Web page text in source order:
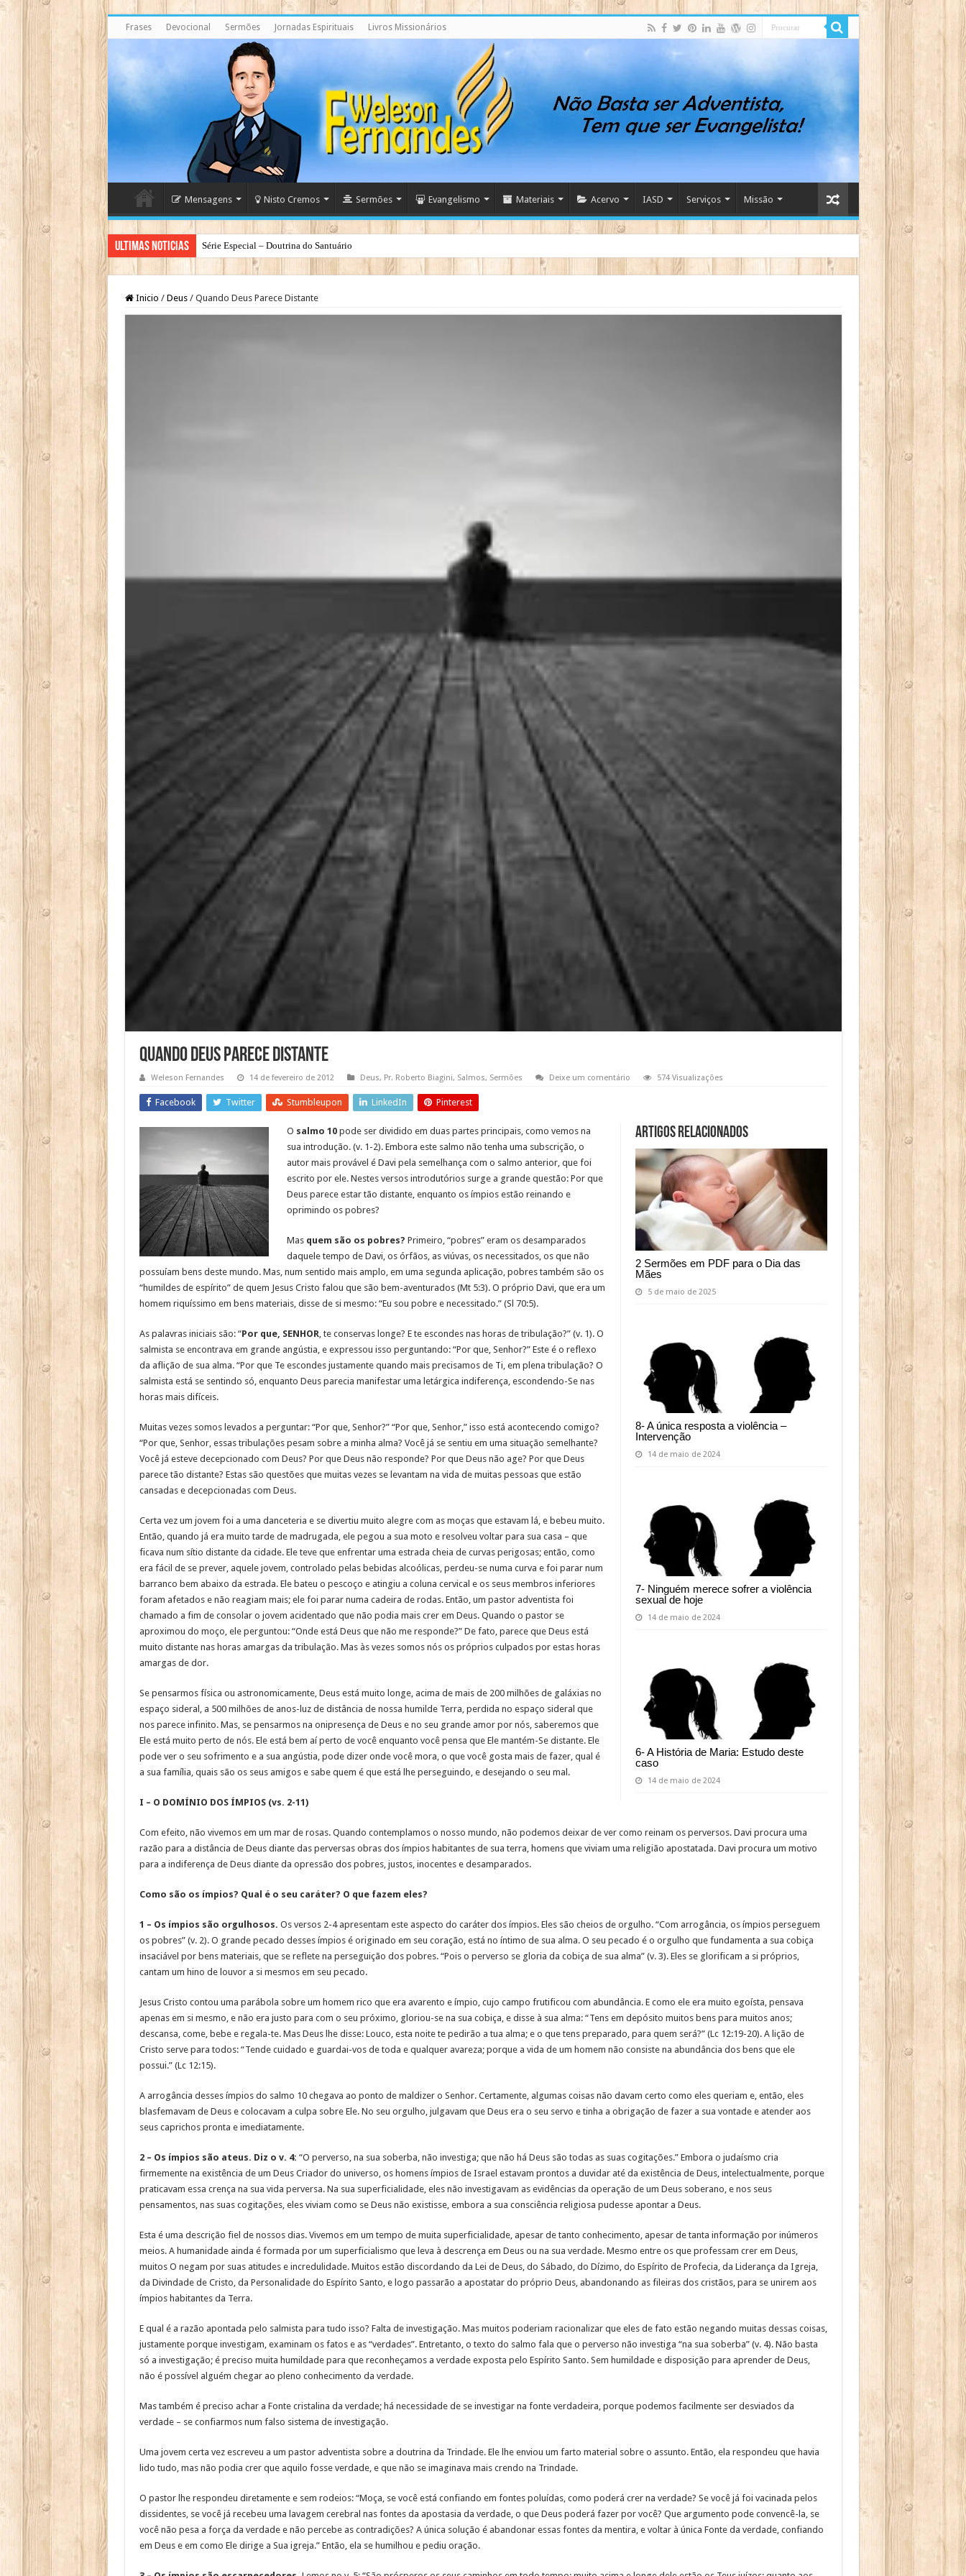
Frases Devocional Sermões Jornadas Espirituais Livros Missionários
Mensagens Nisto Cremos Sermões Evangelismo Materiais Acervo IASD Serviços Missão
Ultimas Noticias Série Especial – Doutrina do Santuário
Inicio / Deus / Quando Deus Parece Distante
Quando Deus Parece Distante
Weleson Fernandes 14 de fevereiro de 2012 Deus, Pr. Roberto Biagini, Salmos, Sermões Deixe um comentário 574 Visualizações
Facebook Twitter Stumbleupon LinkedIn Pinterest
Artigos relacionados
2 Sermões em PDF para o Dia das
Mães
5 de maio de 2025
8- A única resposta a violência –
Intervenção
14 de maio de 2024
7- Ninguém merece sofrer a violência
sexual de hoje
14 de maio de 2024
6- A História de Maria: Estudo deste
caso
14 de maio de 2024
O salmo 10pode ser dividido em duas partes principais, como vemos na
sua introdução. (v. 1-2). Embora este salmo não tenha uma subscrição, o
autor mais provável é Davi pela semelhança com o salmo anterior, que foi
escrito por ele. Nestes versos introdutórios surge a grande questão: Por que
Deus parece estar tão distante, enquanto os ímpios estão reinando e
oprimindo os pobres?
Mas quem são os pobres? Primeiro, “pobres” eram os desamparados
daquele tempo de Davi, os órfãos, as viúvas, os necessitados, os que não
possuíam bens deste mundo. Mas, num sentido mais amplo, em uma segunda aplicação, pobres também são os
“humildes de espírito” de quem Jesus Cristo falou que são bem-aventurados (Mt 5:3). O próprio Davi, que era um
homem riquíssimo em bens materiais, disse de si mesmo: “Eu sou pobre e necessitado.” (Sl 70:5).
As palavras iniciais são: “Por que, SENHOR, te conservas longe? E te escondes nas horas de tribulação?” (v. 1). O
salmista se encontrava em grande angústia, e expressou isso perguntando: “Por que, Senhor?” Este é o reflexo
da aflição de sua alma. “Por que Te escondes justamente quando mais precisamos de Ti, em plena tribulação? O
salmista está se sentindo só, enquanto Deus parecia manifestar uma letárgica indiferença, escondendo-Se nas
horas mais difíceis.
Muitas vezes somos levados a perguntar: “Por que, Senhor?” “Por que, Senhor,” isso está acontecendo comigo?
“Por que, Senhor, essas tribulações pesam sobre a minha alma? Você já se sentiu em uma situação semelhante?
Você já esteve decepcionado com Deus? Por que Deus não responde? Por que Deus não age? Por que Deus
parece tão distante? Estas são questões que muitas vezes se levantam na vida de muitas pessoas que estão
cansadas e decepcionadas com Deus.
Certa vez um jovem foi a uma danceteria e se divertiu muito alegre com as moças que estavam lá, e bebeu muito.
Então, quando já era muito tarde de madrugada, ele pegou a sua moto e resolveu voltar para sua casa – que
ficava num sítio distante da cidade. Ele teve que enfrentar uma estrada cheia de curvas perigosas; então, como
era fácil de se prever, aquele jovem, controlado pelas bebidas alcoólicas, perdeu-se numa curva e foi parar num
barranco bem abaixo da estrada. Ele bateu o pescoço e atingiu a coluna cervical e os seus membros inferiores
foram afetados e não reagiam mais; ele foi parar numa cadeira de rodas. Então, um pastor adventista foi
chamado a fim de consolar o jovem acidentado que não podia mais crer em Deus. Quando o pastor se
aproximou do moço, ele perguntou: “Onde está Deus que não me responde?” De fato, parece que Deus está
muito distante nas horas amargas da tribulação. Mas às vezes somos nós os próprios culpados por estas horas
amargas de dor.
Se pensarmos física ou astronomicamente, Deus está muito longe, acima de mais de 200 milhões de galáxias no
espaço sideral, a 500 milhões de anos-luz de distância de nossa humilde Terra, perdida no espaço sideral que
nos parece infinito. Mas, se pensarmos na onipresença de Deus e no seu grande amor por nós, saberemos que
Ele está muito perto de nós. Ele está bem aí perto de você enquanto você pensa que Ele mantém-Se distante. Ele
pode ver o seu sofrimento e a sua angústia, pode dizer onde você mora, o que você gosta mais de fazer, qual é
a sua família, quais são os seus amigos e sabe quem é que está lhe perseguindo, e desejando o seu mal.
I – O DOMÍNIO DOS ÍMPIOS (vs. 2-11)
Com efeito, não vivemos em um mar de rosas. Quando contemplamos o nosso mundo, não podemos deixar de ver como reinam os perversos. Davi procura uma
razão para a distância de Deus diante das perversas obras dos ímpios habitantes de sua terra, homens que viviam uma religião apostatada. Davi procura um motivo
para a indiferença de Deus diante da opressão dos pobres, justos, inocentes e desamparados.
Como são os ímpios? Qual é o seu caráter? O que fazem eles?
1 – Os ímpios são orgulhosos. Os versos 2-4 apresentam este aspecto do caráter dos ímpios. Eles são cheios de orgulho. “Com arrogância, os ímpios perseguem
os pobres” (v. 2). O grande pecado desses ímpios é originado em seu coração, está no íntimo de sua alma. O seu pecado é o orgulho que fundamenta a sua cobiça
insaciável por bens materiais, que se reflete na perseguição dos pobres. “Pois o perverso se gloria da cobiça de sua alma” (v. 3). Eles se glorificam a si próprios,
cantam um hino de louvor a si mesmos em seu pecado.
Jesus Cristo contou uma parábola sobre um homem rico que era avarento e ímpio, cujo campo frutificou com abundância. E como ele era muito egoísta, pensava
apenas em si mesmo, e não era justo para com o seu próximo, gloriou-se na sua cobiça, e disse à sua alma: “Tens em depósito muitos bens para muitos anos;
descansa, come, bebe e regala-te. Mas Deus lhe disse: Louco, esta noite te pedirão a tua alma; e o que tens preparado, para quem será?” (Lc 12:19-20). A lição de
Cristo serve para todos: “Tende cuidado e guardai-vos de toda e qualquer avareza; porque a vida de um homem não consiste na abundância dos bens que ele
possui.” (Lc 12:15).
A arrogância desses ímpios do salmo 10 chegava ao ponto de maldizer o Senhor. Certamente, algumas coisas não davam certo como eles queriam e, então, eles
blasfemavam de Deus e colocavam a culpa sobre Ele. No seu orgulho, julgavam que Deus era o seu servo e tinha a obrigação de fazer a sua vontade e atender aos
seus caprichos pronta e imediatamente.
2 – Os ímpios são ateus. Diz o v. 4: “O perverso, na sua soberba, não investiga; que não há Deus são todas as suas cogitações.” Embora o judaísmo cria
firmemente na existência de um Deus Criador do universo, os homens ímpios de Israel estavam prontos a duvidar até da existência de Deus, intelectualmente, porque
praticavam essa crença na sua vida perversa. Na sua superficialidade, eles não investigavam as evidências da operação de um Deus soberano, e nos seus
pensamentos, nas suas cogitações, eles viviam como se Deus não existisse, embora a sua consciência religiosa pudesse apontar a Deus.
Esta é uma descrição fiel de nossos dias. Vivemos em um tempo de muita superficialidade, apesar de tanto conhecimento, apesar de tanta informação por inúmeros
meios. A humanidade ainda é formada por um superficialismo que leva à descrença em Deus ou na sua verdade. Mesmo entre os que professam crer em Deus,
muitos O negam por suas atitudes e incredulidade. Muitos estão discordando da Lei de Deus, do Sábado, do Dízimo, do Espírito de Profecia, da Liderança da Igreja,
da Divindade de Cristo, da Personalidade do Espírito Santo, e logo passarão a apostatar do próprio Deus, abandonando as fileiras dos cristãos, para se unirem aos
ímpios habitantes da Terra.
E qual é a razão apontada pelo salmista para tudo isso? Falta de investigação. Mas muitos poderiam racionalizar que eles de fato estão negando muitas dessas coisas,
justamente porque investigam, examinam os fatos e as “verdades”. Entretanto, o texto do salmo fala que o perverso não investiga “na sua soberba” (v. 4). Não basta
só a investigação; é preciso muita humildade para que reconheçamos a verdade exposta pelo Espírito Santo. Sem humildade e disposição para aprender de Deus,
não é possível alguém chegar ao pleno conhecimento da verdade.
Mas também é preciso achar a Fonte cristalina da verdade; há necessidade de se investigar na fonte verdadeira, porque podemos facilmente ser desviados da
verdade – se confiarmos num falso sistema de investigação.
Uma jovem certa vez escreveu a um pastor adventista sobre a doutrina da Trindade. Ele lhe enviou um farto material sobre o assunto. Então, ela respondeu que havia
lido tudo, mas não podia crer que aquilo fosse verdade, e que não se imaginava mais crendo na Trindade.
O pastor lhe respondeu diretamente e sem rodeios: “Moça, se você está confiando em fontes poluídas, como poderá crer na verdade? Se você já foi vacinada pelos
dissidentes, se você já recebeu uma lavagem cerebral nas fontes da apostasia da verdade, o que Deus poderá fazer por você? Que argumento pode convencê-la, se
você não pesa a força da verdade e não percebe as contradições? A única solução é abandonar essas fontes da mentira, e voltar à única Fonte da verdade, confiando
em Deus e em como Ele dirige a Sua igreja.” Então, ela se humilhou e pediu oração.